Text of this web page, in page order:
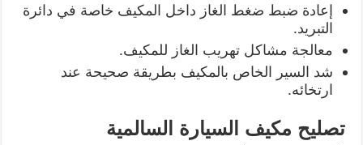
إعادة ضبط ضغط الغاز داخل المكيف خاصة في دائرة
التبريد.
معالجة مشاكل تهريب الغاز للمكيف.
شد السير الخاص بالمكيف بطريقة صحيحة عند
ارتخائه.
تصليح مكيف السيارة السالمية